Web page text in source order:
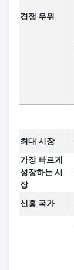
경쟁 우위
최대 시장
가장 빠르게
성장하는 시
장
신흥 국가